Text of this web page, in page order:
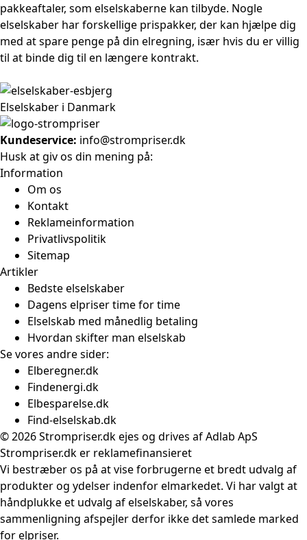
pakkeaftaler, som elselskaberne kan tilbyde. Nogle
elselskaber har forskellige prispakker, der kan hjælpe dig
med at spare penge på din elregning, især hvis du er villig
til at binde dig til en længere kontrakt.
Elselskaber i Danmark
Kundeservice: info@strompriser.dk
Husk at giv os din mening på:
Information
Om os
Kontakt
Reklameinformation
Privatlivspolitik
Sitemap
Artikler
Bedste elselskaber
Dagens elpriser time for time
Elselskab med månedlig betaling
Hvordan skifter man elselskab
Se vores andre sider:
Elberegner.dk
Findenergi.dk
Elbesparelse.dk
Find-elselskab.dk
© 2026 Strompriser.dk ejes og drives af Adlab ApS
Strompriser.dk er reklamefinansieret
Vi bestræber os på at vise forbrugerne et bredt udvalg af
produkter og ydelser indenfor elmarkedet. Vi har valgt at
håndplukke et udvalg af elselskaber, så vores
sammenligning afspejler derfor ikke det samlede marked
for elpriser.